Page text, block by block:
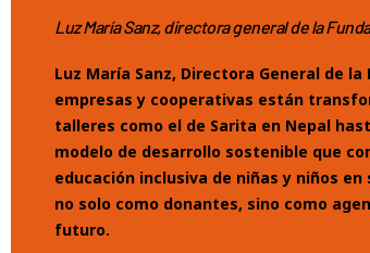
Luz María Sanz, directora general de la
Luz María Sanz, Directora General de
empresas y cooperativas están
talleres como el de Sarita en Nepal
modelo de desarrollo sostenible que
educación inclusiva de niñas y niños
no solo como donantes, sino como
futuro.